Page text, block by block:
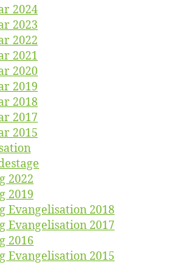
2024
2023
2022
2021
2020
2019
2018
2017
2015
2022
2019
Evan­ge­li­sa­ti­on 2018
Evan­ge­li­sa­ti­on 2017
2016
Evan­ge­li­sa­ti­on 2015